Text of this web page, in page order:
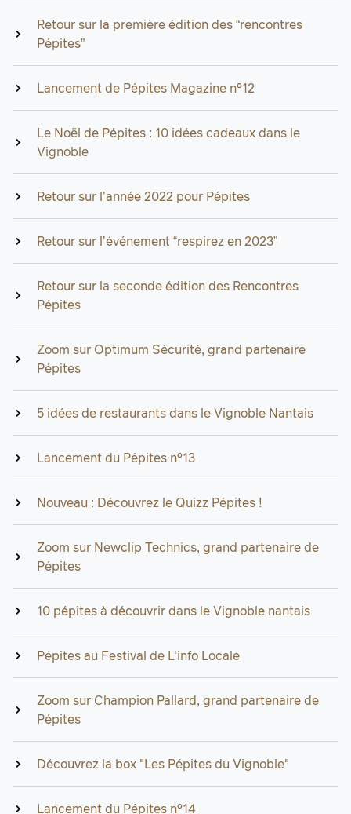
Retour sur la première édition des “rencontres
Pépites”
Lancement de Pépites Magazine n°12
Le Noël de Pépites : 10 idées cadeaux dans le
Vignoble
Retour sur l’année 2022 pour Pépites
Retour sur l’événement “respirez en 2023”
Retour sur la seconde édition des Rencontres
Pépites
Zoom sur Optimum Sécurité, grand partenaire
Pépites
5 idées de restaurants dans le Vignoble Nantais
Lancement du Pépites n°13
Nouveau : Découvrez le Quizz Pépites !
Zoom sur Newclip Technics, grand partenaire de
Pépites
10 pépites à découvrir dans le Vignoble nantais
Pépites au Festival de L'info Locale
Zoom sur Champion Pallard, grand partenaire de
Pépites
Découvrez la box "Les Pépites du Vignoble"
Lancement du Pépites n°14